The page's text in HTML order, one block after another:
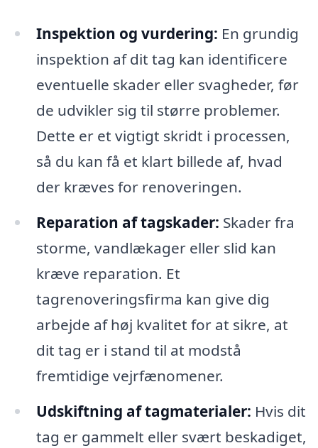
Inspektion og vurdering: En grundig
inspektion af dit tag kan identificere
eventuelle skader eller svagheder, før
de udvikler sig til større problemer.
Dette er et vigtigt skridt i processen,
så du kan få et klart billede af, hvad
der kræves for renoveringen.
Reparation af tagskader: Skader fra
storme, vandlækager eller slid kan
kræve reparation. Et
tagrenoveringsfirma kan give dig
arbejde af høj kvalitet for at sikre, at
dit tag er i stand til at modstå
fremtidige vejrfænomener.
Udskiftning af tagmaterialer: Hvis dit
tag er gammelt eller svært beskadiget,